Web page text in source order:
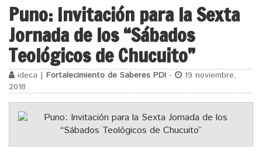
Puno: Invitación para la Sexta
Jornada de los “Sábados
Teológicos de Chucuito”
ideca | Fortalecimiento de Saberes PDI -
19 noviembre,
2018